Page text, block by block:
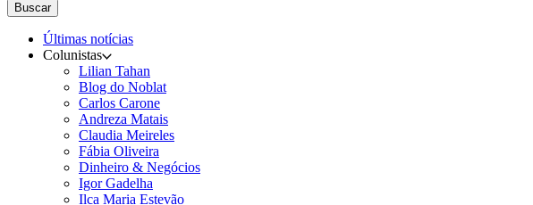
Buscar
Últimas notícias
Colunistas
Lilian Tahan
Blog do Noblat
Carlos Carone
Andreza Matais
Claudia Meireles
Fábia Oliveira
Dinheiro & Negócios
Igor Gadelha
Ilca Maria Estevão